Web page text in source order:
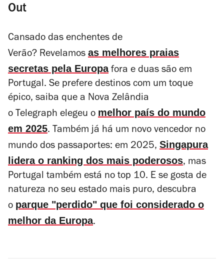
Out
Cansado das enchentes de
Verão? Revelamos as melhores praias
secretas pela Europafora e duas são em
Portugal. Se prefere destinos com um toque
épico, saiba que a Nova Zelândia
o Telegraph elegeu o melhor país do mundo
em 2025. Também já há um novo vencedor no
mundo dos passaportes: em 2025, Singapura
lidera o ranking dos mais poderosos, mas
Portugal também está no top 10. E se gosta de
natureza no seu estado mais puro, descubra
o parque "perdido" que foi considerado o
melhor da Europa.